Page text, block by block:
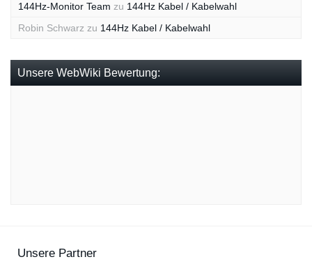
144Hz-Monitor Team zu 144Hz Kabel / Kabelwahl
Robin Schwarz zu 144Hz Kabel / Kabelwahl
Unsere WebWiki Bewertung:
Unsere Partner